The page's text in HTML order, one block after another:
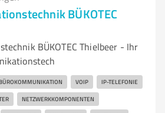
BÜKOTEC
BÜKOTEC Thielbeer - Ihr
VOIP IP-TELEFONIE
NETZWERKKOMPONENTEN